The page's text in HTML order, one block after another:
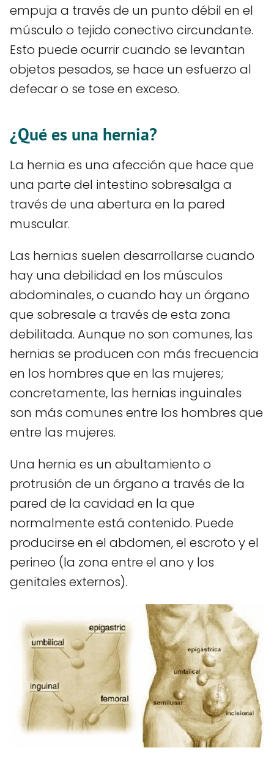
empuja a través de un punto débil en el
músculo o tejido conectivo circundante.
Esto puede ocurrir cuando se levantan
objetos pesados, se hace un esfuerzo al
defecar o se tose en exceso.
¿Qué es una hernia?
La hernia es una afección que hace que
una parte del intestino sobresalga a
través de una abertura en la pared
muscular.
Las hernias suelen desarrollarse cuando
hay una debilidad en los músculos
abdominales, o cuando hay un órgano
que sobresale a través de esta zona
debilitada. Aunque no son comunes, las
hernias se producen con más frecuencia
en los hombres que en las mujeres;
concretamente, las hernias inguinales
son más comunes entre los hombres que
entre las mujeres.
Una hernia es un abultamiento o
protrusión de un órgano a través de la
pared de la cavidad en la que
normalmente está contenido. Puede
producirse en el abdomen, el escroto y el
perineo (la zona entre el ano y los
genitales externos).